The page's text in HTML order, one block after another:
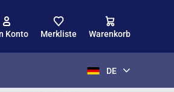
Konto Merkliste Warenkorb
DE